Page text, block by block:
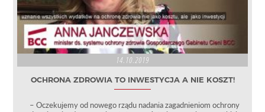
14.10.2019
OCHRONA ZDROWIA TO INWESTYCJA A NIE KOSZT!
– Oczekujemy od nowego rządu nadania zagadnieniom ochrony